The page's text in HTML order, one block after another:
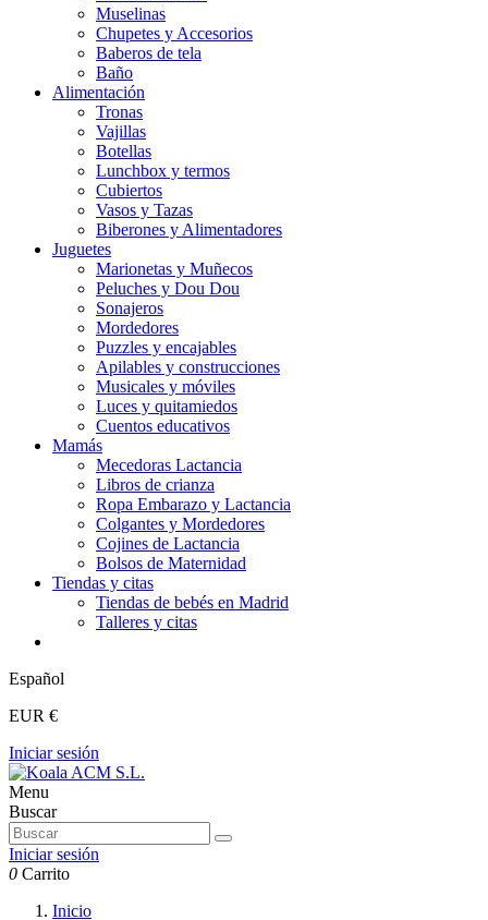
Muselinas
Chupetes y Accesorios
Baberos de tela
Baño
Alimentación
Tronas
Vajillas
Botellas
Lunchbox y termos
Cubiertos
Vasos y Tazas
Biberones y Alimentadores
Juguetes
Marionetas y Muñecos
Peluches y Dou Dou
Sonajeros
Mordedores
Puzzles y encajables
Apilables y construcciones
Musicales y móviles
Luces y quitamiedos
Cuentos educativos
Mamás
Mecedoras Lactancia
Libros de crianza
Ropa Embarazo y Lactancia
Colgantes y Mordedores
Cojines de Lactancia
Bolsos de Maternidad
Tiendas y citas
Tiendas de bebés en Madrid
Talleres y citas
Español
EUR €
Iniciar sesión
Menu
Buscar
Iniciar sesión
0 Carrito
Inicio